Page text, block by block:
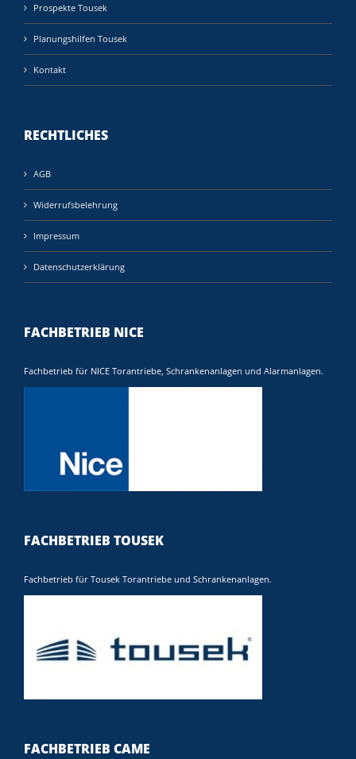
Prospekte Tousek
Planungshilfen Tousek
Kontakt
RECHTLICHES
AGB
Widerrufsbelehrung
Impressum
Datenschutzerklärung
FACHBETRIEB NICE
Fachbetrieb für NICE Torantriebe, Schrankenanlagen und Alarmanlagen.
FACHBETRIEB TOUSEK
Fachbetrieb für Tousek Torantriebe und Schrankenanlagen.
FACHBETRIEB CAME